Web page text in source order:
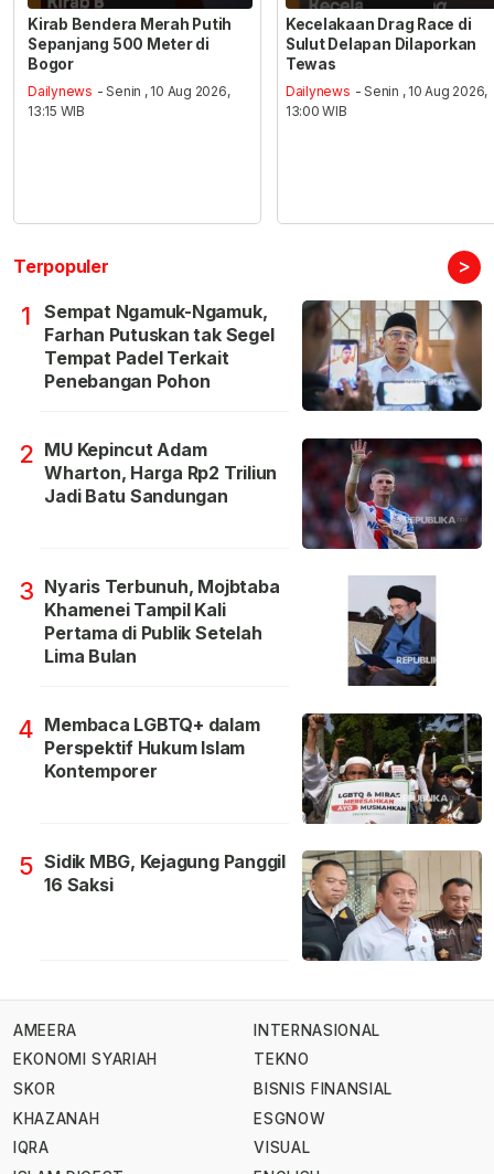
Kirab Bendera Merah Putih
Sepanjang 500 Meter di
Bogor
Dailynews - Senin , 10 Aug 2026,
13:15 WIB
Kecelakaan Drag Race di
Sulut Delapan Dilaporkan
Tewas
Dailynews - Senin , 10 Aug 2026,
13:00 WIB
Terpopuler >
1
Sempat Ngamuk-Ngamuk,
Farhan Putuskan tak Segel
Tempat Padel Terkait
Penebangan Pohon
2 MU Kepincut Adam
Wharton, Harga Rp2 Triliun
Jadi Batu Sandungan
3 Nyaris Terbunuh, Mojbtaba
Khamenei Tampil Kali
Pertama di Publik Setelah
Lima Bulan
4 Membaca LGBTQ+ dalam
Perspektif Hukum Islam
Kontemporer
5 Sidik MBG, Kejagung Panggil
16 Saksi
AMEERA
EKONOMI SYARIAH
SKOR
KHAZANAH
IQRA
INTERNASIONAL
TEKNO
BISNIS FINANSIAL
ESGNOW
VISUAL